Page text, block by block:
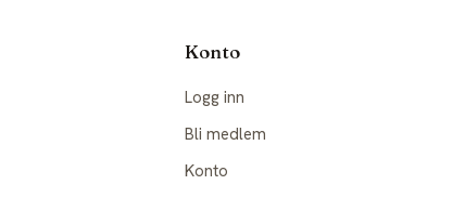
Konto
Logg inn
Bli medlem
Konto